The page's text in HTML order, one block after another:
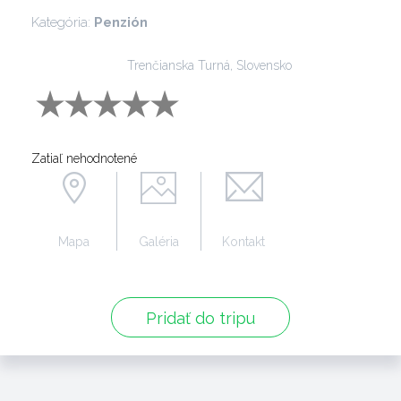
Kategória: Penzión
Trenčianska Turná, Slovensko
Zatiaľ nehodnotené
Pridať do tripu
Mapa Galéria Kontakt